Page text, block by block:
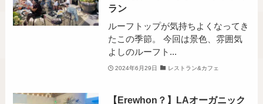
ラン
ルーフトップが気持ちよくなってき
たこの季節。 今回は景色、雰囲気
よしのルーフト...
2024年6月29日 レストラン&カフェ
【Erewhon？】LAオーガニック